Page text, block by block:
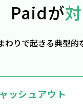
Paidが
わりで起きる典型
ッシュアウト